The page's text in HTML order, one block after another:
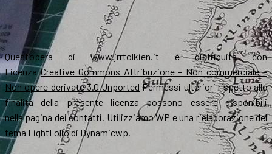
Quest’opera diwww.jrrtolkien.it è distribuita con
LicenzaCreative Commons Attribuzione – Non commerciale –
Non opere derivate 3.0 Unported Permessi ulteriori rispetto alle
finalità della presente licenza possono essere disponibili
nellapagina dei contatti. Utilizziamo WP e una rielaborazione del
tema LightFolio di Dynamicwp.